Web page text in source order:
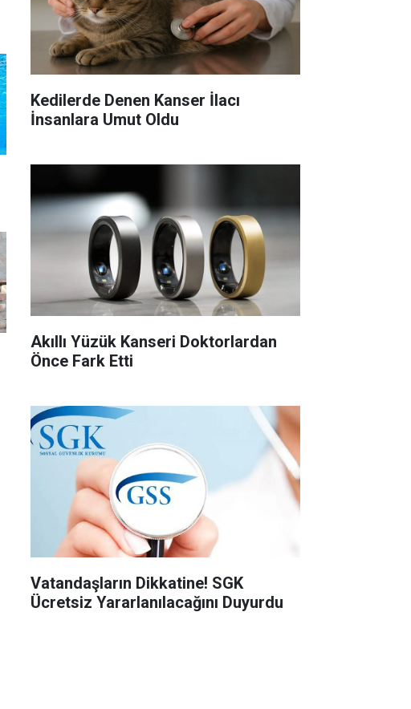
Kedilerde Denen Kanser İlacı
İnsanlara Umut Oldu
Akıllı Yüzük Kanseri Doktorlardan
Önce Fark Etti
Vatandaşların Dikkatine! SGK
Ücretsiz Yararlanılacağını Duyurdu